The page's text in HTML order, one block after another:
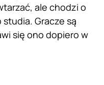
ale chodzi o
Gracze są
się ono dopiero w